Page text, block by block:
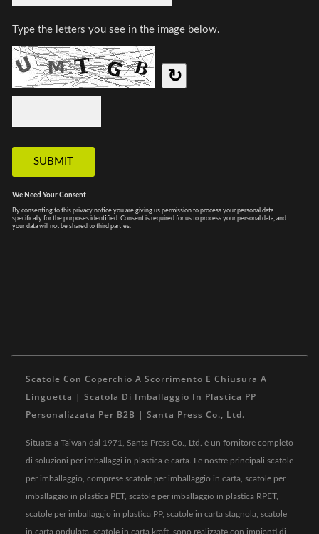
Scatole Con Coperchio A Scorrimento E Chiusura A
Linguetta | Scatola Di Imballaggio In Plastica PP
Personalizzata Per B2B | Santa Press Co., Ltd.
Situata a Taiwan dal 1971, Santa Press Co., Ltd. è un fornitore completo
di soluzioni per imballaggi in plastica e carta. Le nostre principali scatole
per imballaggio, comprese scatole per imballaggio in carta, scatole per
imballaggio in plastica PET, scatole per imballaggio in plastica RPET,
scatole per imballaggio in plastica PP, scatole in carta stagnola, scatole
in carta ondulata, scatole in carta kraft, sono realizzate con impianti di